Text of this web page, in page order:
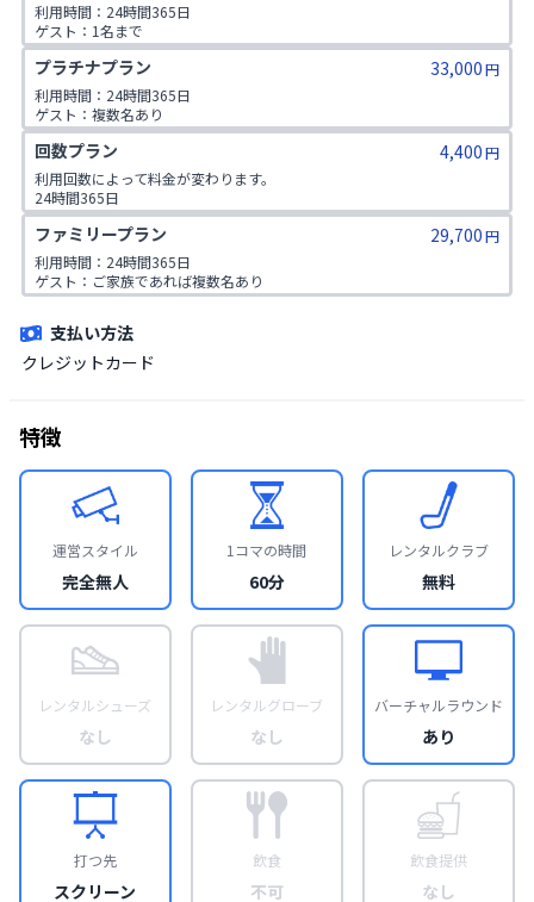
利用時間：24時間365日
ゲスト：1名まで
1日2コマ予約可
プラチナプラン 33,000円
利用時間：24時間365日
ゲスト：複数名あり
1日2コマ予約可
回数プラン 4,400円
利用回数によって料金が変わります。
24時間365日
ゲスト：なし
ファミリープラン 29,700円
利用時間：24時間365日
ゲスト：ご家族であれば複数名あり
※ご入会時にご家族名の登録をお願いしております。二親等までのご家
支払い方法
クレジットカード
特徴
運営スタイル
完全無人
1コマの時間
60分
レンタルクラブ
無料
レンタルシューズ
なし
レンタルグローブ
なし
バーチャルラウンド
あり
打つ先
スクリーン
飲食
不可
飲食提供
なし